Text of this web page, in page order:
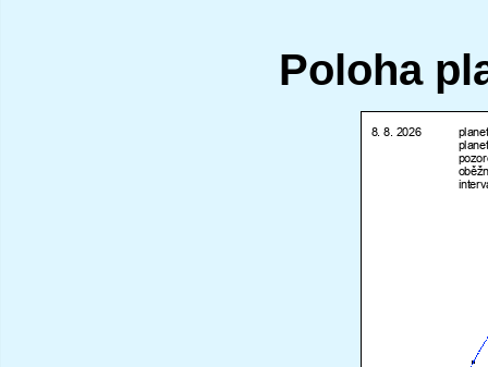
Poloha